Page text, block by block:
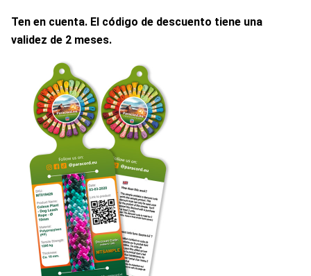
Ten en cuenta. El código de descuento tiene una
validez de 2 meses.